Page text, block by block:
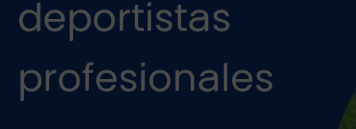
deportistas
profesionales